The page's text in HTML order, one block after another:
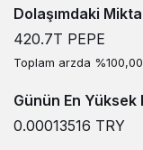
Dolaşımdaki
420.7T PEPE
Toplam arzda %100,00
Günün En Yüksek
0.00013516 TRY